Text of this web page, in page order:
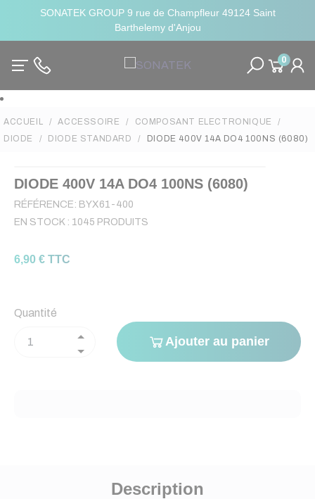
SONATEK GROUP 9 rue de Champfleur 49124 Saint
Barthelemy d'Anjou
0
ACCUEIL ACCESSOIRE
COMPOSANT ELECTRONIQUE
DIODE
DIODE STANDARD DIODE 400V 14A DO4 100NS (6080)
DIODE 400V 14A DO4 100NS (6080)
RÉFÉRENCE: BYX61-400
EN STOCK : 1045 PRODUITS
6,90 € TTC
Quantité
Ajouter au panier
Description